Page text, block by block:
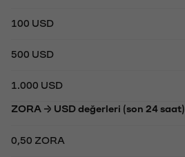
100 USD
500 USD
1.000 USD
ZORA → USD değerleri (son 24 saat)
0,50 ZORA